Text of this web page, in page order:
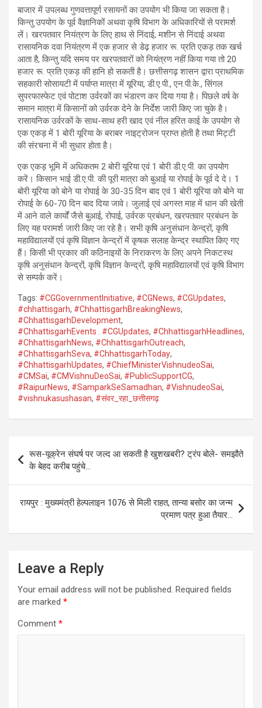
बाजार में उपलब्ध गुणवत्तापूर्ण रसायनों का उपयोग भी किया जा सकता है।
किन्तु उपयोग के पूर्व वैज्ञानिकों अथवा कृषि विभाग के अधिकारियों से परामर्श
लें। खरपतवार नियंत्रण के लिए हाथ से निंदाई, मशीन से निंदाई अथवा
रासायनिक दवा नियंत्रण में एक हजार से डेढ़ हजार रू. प्रति एकड़ तक खर्च
आता है, किन्तु यदि समय पर खरपतवारों को नियंत्रण नहीं किया गया तो 20
हजार रू. प्रति एकड़ की हानि हो सकती है। छत्तीसगढ़ शासन द्वारा प्राथमिक
सहकारी सोसायटी में पर्याप्त मात्रा में यूरिया, डी.ए.पी., एन.पी.के., सिंगल
सुपरफास्फेट एवं पोटाश उर्वरकों का भंडारण कर दिया गया है। पिछले वर्ष के
समान मात्रा में किसानों को उर्वरक देने के निर्देश जारी किए जा चुके है।
रासायनिक उर्वरकों के साथ-साथ हरी खाद एवं नील हरित काई के उपयोग से
एक एकड़ में 1 बोरी यूरिया के बराबर नाइट्रोजन प्राप्त होती है तथा मिट्टी
की संरचना में भी सुधार होता है।
एक एकड़ भूमि में अधिकतम 2 बोरी यूरिया एवं 1 बोरी डी.ए.पी. का उपयोग
करें। किसान भाई डी.ए.पी. की पूरी मात्रा को बुआई या रोपाई के पूर्व दे दे। 1
बोरी यूरिया को बोने या रोपाई के 30-35 दिन बाद एवं 1 बोरी यूरिया को बोने या
रोपाई के 60-70 दिन बाद दिया जावे। जुलाई एवं अगस्त माह में धान की खेती
में आने वाले कार्यों जैसे बुआई, रोपाई, उर्वरक प्रबंधन, खरपतवार प्रबंधन के
लिए यह परामर्श जारी किए जा रहे है। सभी कृषि अनुसंधान केन्द्रों, कृषि
महाविद्यालयों एवं कृषि विज्ञान केन्द्रों में कृषक सलाह केन्द्र स्थापित किए गए
हैं। किसी भी प्रकार की कठिनाइयों के निराकरण के लिए अपने निकटस्थ
कृषि अनुसंधान केन्द्रों, कृषि विज्ञान केन्द्रों, कृषि महाविद्यालयों एवं कृषि विभाग
से सम्पर्क करें।
Tags: #CGGovernmentInitiative, #CGNews, #CGUpdates,
#chhattisgarh, #ChhattisgarhBreakingNews,
#ChhattisgarhDevelopment,
#ChhattisgarhEvents . #CGUpdates, #ChhattisgarhHeadlines,
#ChhattisgarhNews, #ChhattisgarhOutreach,
#ChhattisgarhSeva, #ChhattisgarhToday,
#ChhattisgarhUpdates, #ChiefMinisterVishnudeoSai,
#CMSai, #CMVishnuDeoSai, #PublicSupportCG,
#RaipurNews, #SamparkSeSamadhan, #VishnudeoSai,
#vishnukasushasan, #संवर_रहा_छत्तीसगढ़
navigation
रूस-यूक्रेन संघर्ष पर जल्द आ सकती है खुशखबरी? ट्रंप बोले- समझौते
के बेहद करीब पहुंचे…
रायपुर : मुख्यमंत्री हेल्पलाइन 1076 से मिली राहत, तान्या बसोर का जन्म
प्रमाण पत्र हुआ तैयार…
Leave a Reply
Your email address will not be published. Required fields
are marked *
Comment *